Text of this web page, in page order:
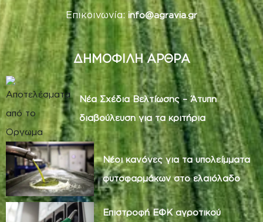
Επικοινωνία: info@agravia.gr
ΔΗΜΟΦΙΛΗ ΑΡΘΡΑ
Νέα Σχέδια Βελτίωσης – Άτυπη
διαβούλευση για τα κριτήρια
Νέοι κανόνες για τα υπολείμματα
φυτοφαρμάκων στο ελαιόλαδο
Επιστροφή ΕΦΚ αγροτικού